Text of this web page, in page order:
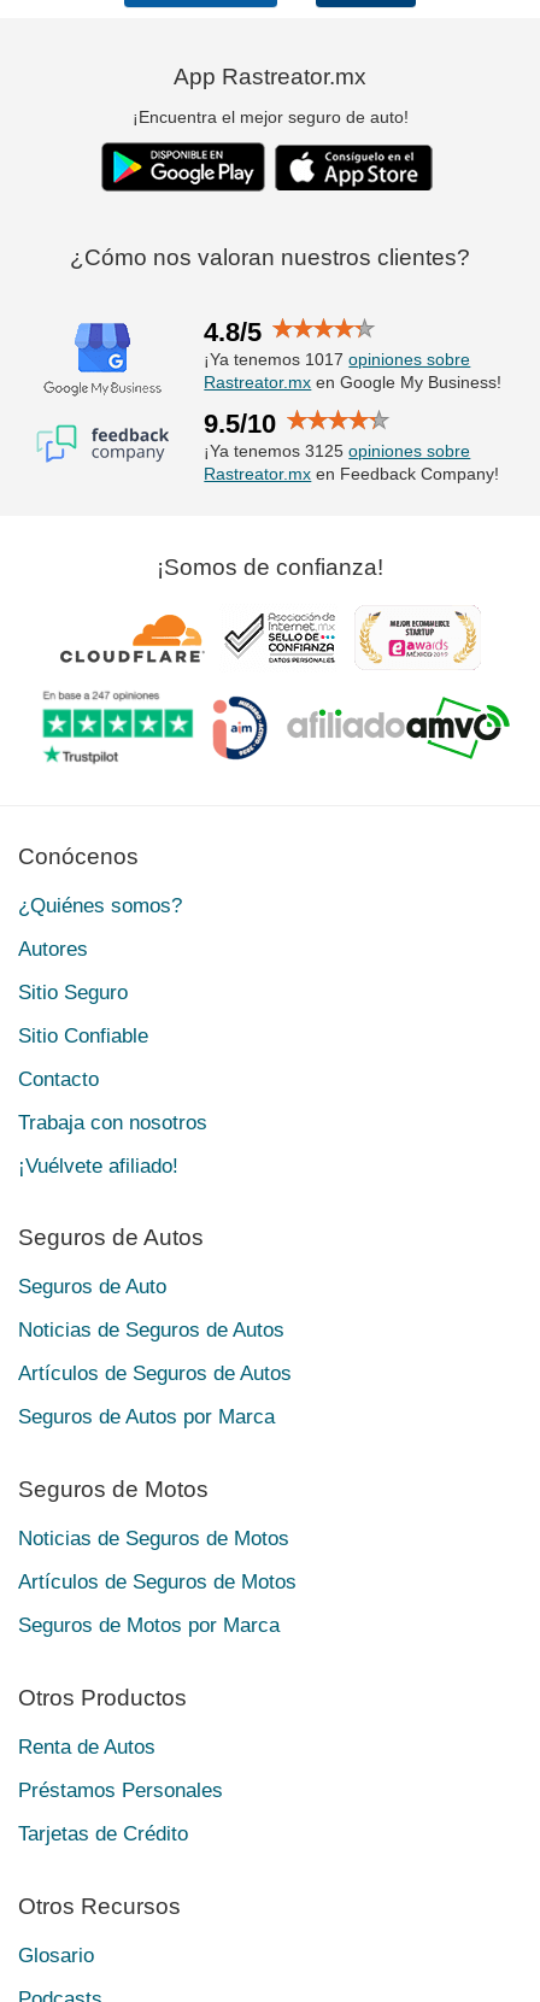
App Rastreator.mx
¡Encuentra el mejor seguro de auto!
¿Cómo nos valoran nuestros clientes?
4.8/5
¡Ya tenemos 1017opiniones sobre
Rastreator.mx en Google My Business!
9.5/10
¡Ya tenemos 3125opiniones sobre
Rastreator.mx en Feedback Company!
¡Somos de confianza!
Conócenos
¿Quiénes somos?
Autores
Sitio Seguro
Sitio Confiable
Contacto
Trabaja con nosotros
¡Vuélvete afiliado!
Seguros de Autos
Seguros de Auto
Noticias de Seguros de Autos
Artículos de Seguros de Autos
Seguros de Autos por Marca
Seguros de Motos
Noticias de Seguros de Motos
Artículos de Seguros de Motos
Seguros de Motos por Marca
Otros Productos
Renta de Autos
Préstamos Personales
Tarjetas de Crédito
Otros Recursos
Glosario